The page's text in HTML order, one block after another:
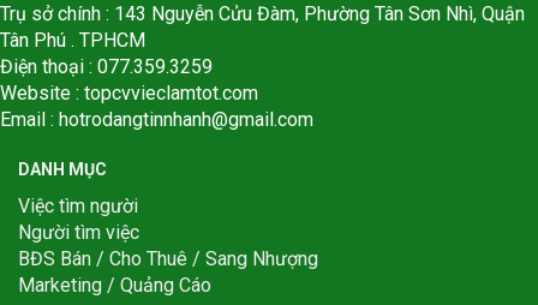
Trụ sở chính : 143 Nguyễn Cửu Đàm, Phường Tân Sơn Nhì, Quận
Tân Phú . TPHCM
Điện thoại : 077.359.3259
Website : topcvvieclamtot.com
Email : hotrodangtinnhanh@gmail.com
DANH MỤC
Việc tìm người
Người tìm việc
BĐS Bán / Cho Thuê / Sang Nhượng
Marketing / Quảng Cáo